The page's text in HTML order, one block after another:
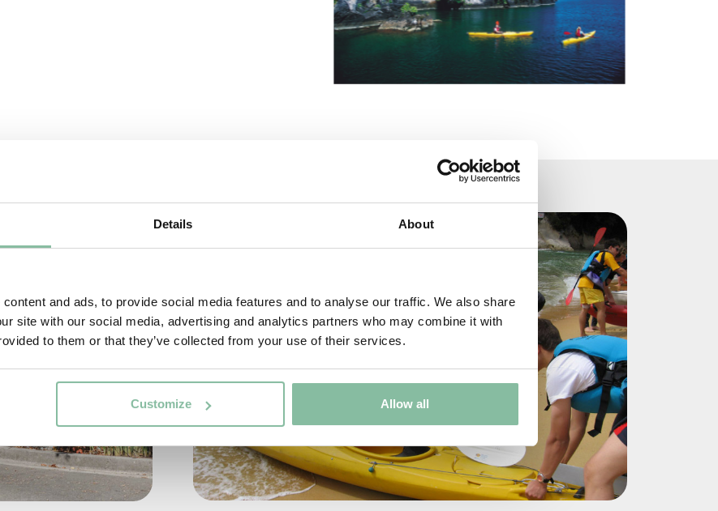
Details About
and ads, to provide social media features and to analyse our traffic. We also share
site with our social media, advertising and analytics partners who may combine it with
to them or that they’ve collected from your use of their services.
Customize Allow all